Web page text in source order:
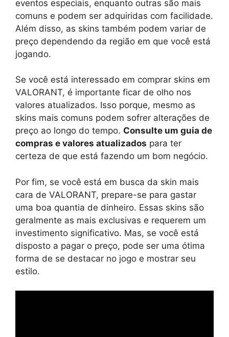
eventos especiais, enquanto outras são mais
comuns e podem ser adquiridas com facilidade.
Além disso, as skins também podem variar de
preço dependendo da região em que você está
jogando.
Se você está interessado em comprar skins em
VALORANT, é importante ficar de olho nos
valores atualizados. Isso porque, mesmo as
skins mais comuns podem sofrer alterações de
preço ao longo do tempo. Consulte um guia de
compras e valores atualizados para ter
certeza de que está fazendo um bom negócio.
Por fim, se você está em busca da skin mais
cara de VALORANT, prepare-se para gastar
uma boa quantia de dinheiro. Essas skins são
geralmente as mais exclusivas e requerem um
investimento significativo. Mas, se você está
disposto a pagar o preço, pode ser uma ótima
forma de se destacar no jogo e mostrar seu
estilo.